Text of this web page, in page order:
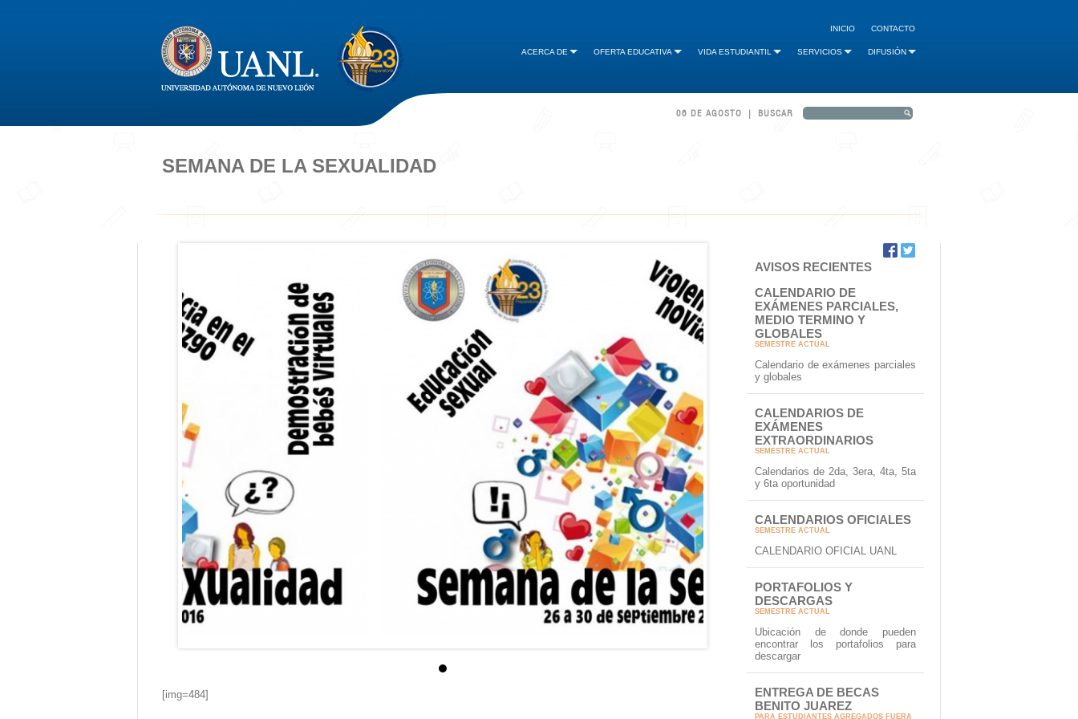
INICIO CONTACTO
ACERCA DE OFERTA EDUCATIVA VIDA ESTUDIANTIL SERVICIOS DIFUSIÓN
06 DE AGOSTO | BUSCAR
SEMANA DE LA SEXUALIDAD
[img=484]
AVISOS RECIENTES
CALENDARIO DE
EXÁMENES PARCIALES,
MEDIO TERMINO Y
GLOBALES
SEMESTRE ACTUAL
Calendario de exámenes parciales
y globales
CALENDARIOS DE
EXÁMENES
EXTRAORDINARIOS
SEMESTRE ACTUAL
Calendarios de 2da, 3era, 4ta, 5ta
y 6ta oportunidad
CALENDARIOS OFICIALES
SEMESTRE ACTUAL
CALENDARIO OFICIAL UANL
PORTAFOLIOS Y
DESCARGAS
SEMESTRE ACTUAL
Ubicación de donde pueden
encontrar los portafolios para
descargar
ENTREGA DE BECAS
BENITO JUAREZ
PARA ESTUDIANTES AGREGADOS FUERA